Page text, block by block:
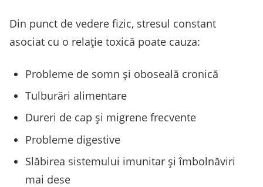
Din punct de vedere fizic, stresul constant
asociat cu o relație toxică poate cauza:
Probleme de somn și oboseală cronică
Tulburări alimentare
Dureri de cap și migrene frecvente
Probleme digestive
Slăbirea sistemului imunitar și îmbolnăviri
mai dese